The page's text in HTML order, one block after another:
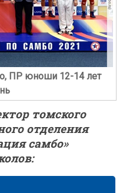
ПР юноши 12-14 лет
томского
отделения
самбо»